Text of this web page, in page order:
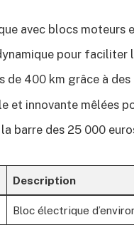
avec blocs
pour faciliter
de 400 km grâce à
et innovante mêlées
barre des 25 000
Description
Bloc électrique